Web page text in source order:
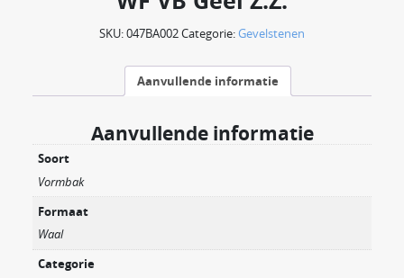
SKU:047BA002Categorie:Gevelstenen
Aanvullende informatie
Aanvullende informatie
Soort
Vormbak
Formaat
Waal
Categorie